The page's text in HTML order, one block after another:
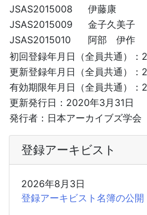
JSAS2015008
伊藤康
JSAS2015009
金子久美子
JSAS2015010
阿部 伊作
初回登録年月日（全員共通）：
更新登録年月日（全員共通）：
有効期限年月日（全員共通）：
更新発行日：2020年3月31日
発行者：日本アーカイブズ
登録アーキビスト
2026年8月3日
登録アーキビスト名簿の公開